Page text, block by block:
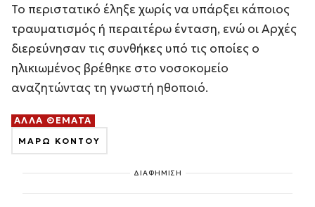
Το περιστατικό έληξε χωρίς να υπάρξει κάποιος
τραυματισμός ή περαιτέρω ένταση, ενώ οι Αρχές
διερεύνησαν τις συνθήκες υπό τις οποίες ο
ηλικιωμένος βρέθηκε στο νοσοκομείο
αναζητώντας τη γνωστή ηθοποιό.
ΑΛΛΑ ΘΕΜΑΤΑ
ΜΑΡΩ ΚΟΝΤΟΥ
ΔΙΑΦΗΜΙΣΗ